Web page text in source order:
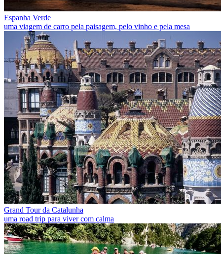
Espanha Verde
uma viagem de carro pela paisagem, pelo vinho e pela mesa
Grand Tour da Catalunha
uma road trip para viver com calma